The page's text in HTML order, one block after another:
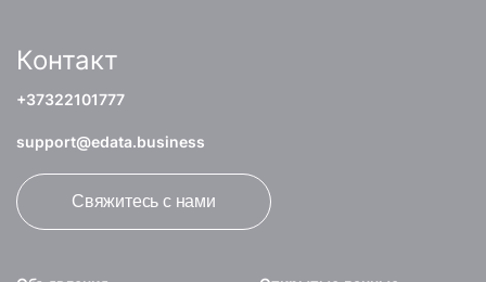
Контакт
+37322101777
support@edata.business
Свяжитесь с нами